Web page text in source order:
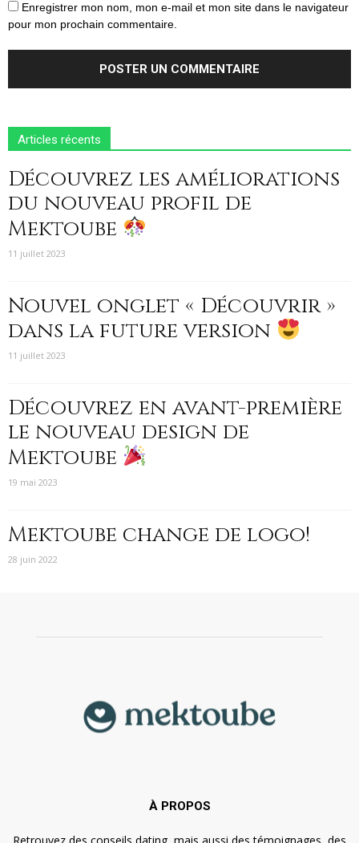
Enregistrer mon nom, mon e-mail et mon site dans le navigateur
pour mon prochain commentaire.
Articles récents
Découvrez les améliorations
du nouveau profil de
Mektoube
11 juillet 2023
Nouvel onglet « Découvrir »
dans la future version
11 juillet 2023
Découvrez en avant-première
le nouveau design de
Mektoube
19 mai 2023
Mektoube change de logo!
28 juin 2022
À PROPOS